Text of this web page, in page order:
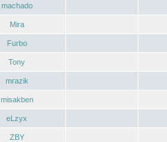
machado
Mira
Furbo
Tony
mrazik
misakben
eLzyx
ZBY